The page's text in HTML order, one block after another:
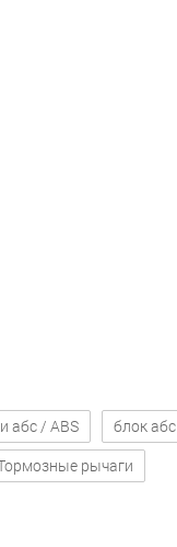
абс / ABS
блок абс
рычаги